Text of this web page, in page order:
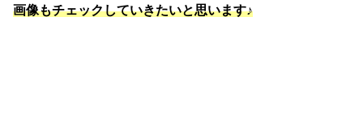
画像もチェックしていきたいと思います♪